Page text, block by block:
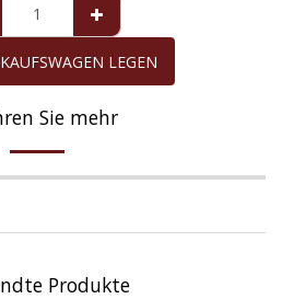
LEGEN
Sie mehr
Produkte